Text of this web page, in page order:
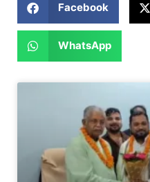
Facebook
WhatsApp